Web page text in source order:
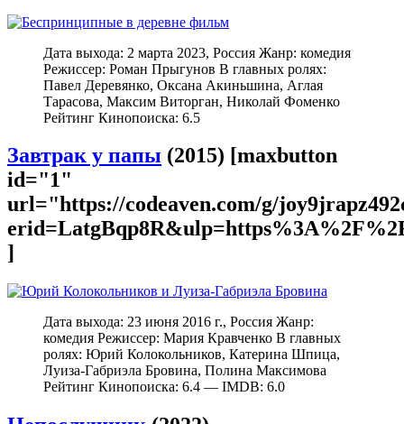
Дата выхода: 2 марта 2023, Россия Жанр: комедия
Режиссер: Роман Прыгунов В главных ролях:
Павел Деревянко, Оксана Акиньшина, Аглая
Тарасова, Максим Виторган, Николай Фоменко
Рейтинг Кинопоиска: 6.5
Завтрак у папы (2015) [maxbutton
id="1"
url="https://codeaven.com/g/
]
Дата выхода: 23 июня 2016 г., Россия Жанр:
комедия Режиссер: Мария Кравченко В главных
ролях: Юрий Колокольников, Катерина Шпица,
Луиза-Габриэла Бровина, Полина Максимова
Рейтинг Кинопоиска: 6.4 — IMDB: 6.0